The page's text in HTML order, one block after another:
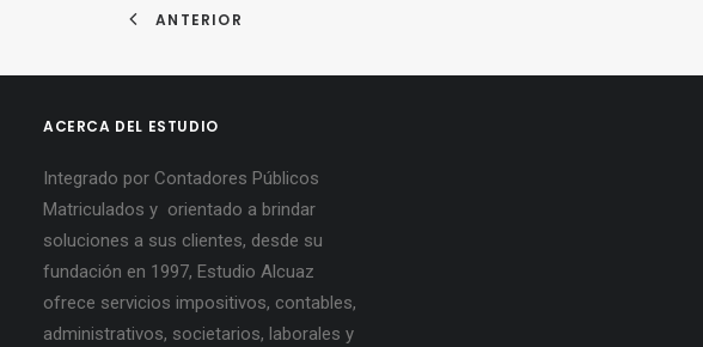
ANTERIOR
ACERCA DEL ESTUDIO
Integrado por Contadores Públicos
Matriculados y orientado a brindar
soluciones a sus clientes, desde su
fundación en 1997, Estudio Alcuaz
ofrece servicios impositivos, contables,
administrativos, societarios, laborales y